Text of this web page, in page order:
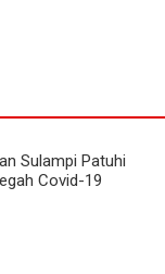
Sulampi Patuhi
Covid-19